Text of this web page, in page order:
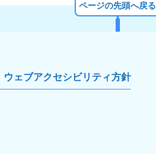
ページの先頭へ戻る
ウェブアクセシビリティ方針